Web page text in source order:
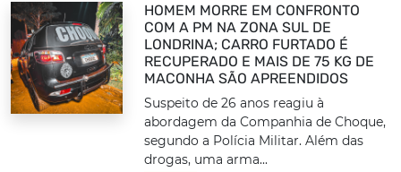
HOMEM MORRE EM CONFRONTO
COM A PM NA ZONA SUL DE
LONDRINA; CARRO FURTADO É
RECUPERADO E MAIS DE 75 KG DE
MACONHA SÃO APREENDIDOS
Suspeito de 26 anos reagiu à
abordagem da Companhia de Choque,
segundo a Polícia Militar. Além das
drogas, uma arma...